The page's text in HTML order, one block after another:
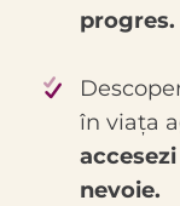
progres.
în viața
nevoie.